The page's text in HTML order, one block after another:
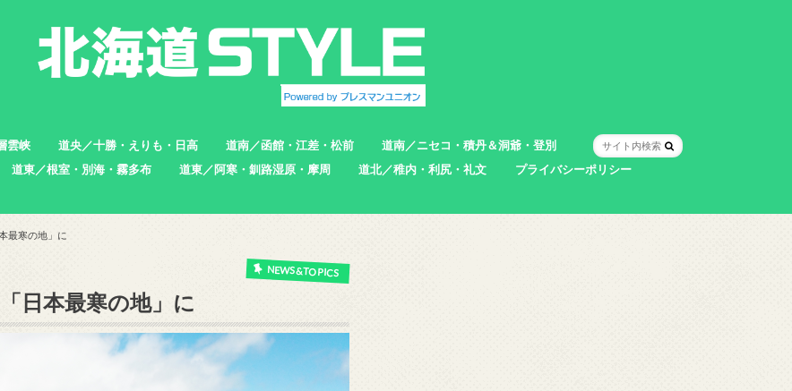
雲峡 道央／十勝・えりも・日高
帯広市
えりも町
新ひだか町
足寄町
道南／函館・江差・松前
函館市
北斗市
七飯町
松前町
江差町
上ノ国町
道南／ニセコ・積丹＆洞爺・登別
室蘭市
登別市
洞爺湖町
真狩村
共和町
壮瞥町
積丹町
神恵内村
道東／根室・別海・霧多布 道東／阿寒・釧路湿原・摩周 道北／稚内・利尻・礼文
プライバシーポリシー
最寒の地」に
NEWS&TOPICS
日本最寒の地」に